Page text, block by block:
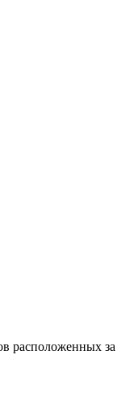
расположенных за